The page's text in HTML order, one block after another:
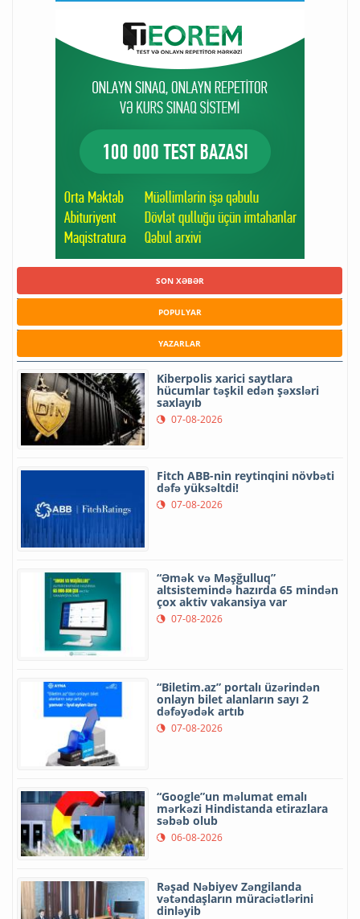
SON XƏBƏR
POPULYAR
YAZARLAR
Kiberpolis xarici saytlara
hücumlar təşkil edən şəxsləri
saxlayıb
07-08-2026
Fitch ABB-nin reytinqini növbəti
dəfə yüksəltdi!
07-08-2026
“Əmək və Məşğulluq”
altsistemində hazırda 65 mindən
çox aktiv vakansiya var
07-08-2026
“Biletim.az” portalı üzərindən
onlayn bilet alanların sayı 2
dəfəyədək artıb
07-08-2026
“Google”un məlumat emalı
mərkəzi Hindistanda etirazlara
səbəb olub
06-08-2026
Rəşad Nəbiyev Zəngilanda
vətəndaşların müraciətlərini
dinləyib